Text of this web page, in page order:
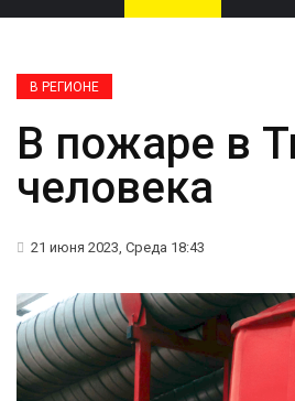
В РЕГИОНЕ
В пожаре в
человека
21 июня 2023, Среда 18:43